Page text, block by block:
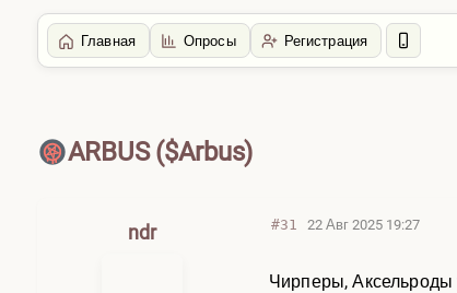
Главная Опросы Регистрация
Главная / Крипта
ARBUS ($Arbus)
ndr #31 22 Авг 2025 19:27
Чирперы,